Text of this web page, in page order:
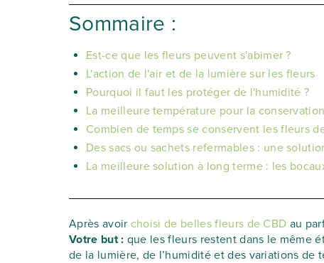
Sommaire :
Est-ce que les fleurs peuvent s'abimer ?
L'action de l'air et de la lumière sur les fleurs
Pourquoi il faut les protéger de l'humidité ?
La meilleure température pour la
Combien de temps se conservent les fleurs
Des sacs ou sachets refermables : une
La meilleure solution à long terme : les
Après avoir choisi de belles fleurs de CBD au
Votre but : que les fleurs restent dans le même
de la lumière, de l’humidité et des variations de